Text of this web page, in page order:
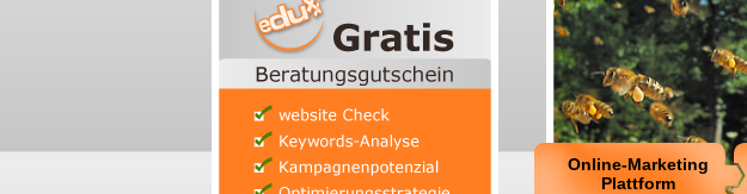
Online-Marketing
Plattform